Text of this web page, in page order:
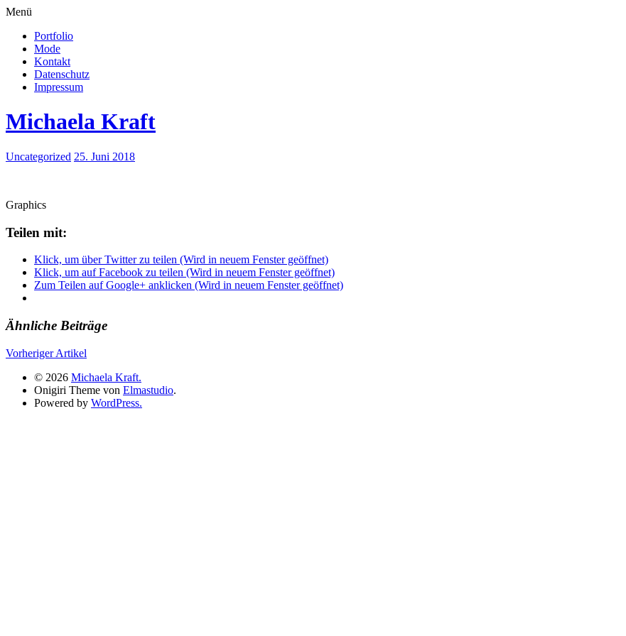
Menü
Portfolio
Mode
Kontakt
Datenschutz
Impressum
Michaela Kraft
Uncategorized 25. Juni 2018
Graphics
Teilen mit:
Klick, um über Twitter zu teilen (Wird in neuem Fenster geöffnet)
Klick, um auf Facebook zu teilen (Wird in neuem Fenster geöffnet)
Zum Teilen auf Google+ anklicken (Wird in neuem Fenster geöffnet)
Ähnliche Beiträge
Vorheriger Artikel
© 2026 Michaela Kraft.
Onigiri Theme von Elmastudio.
Powered by WordPress.